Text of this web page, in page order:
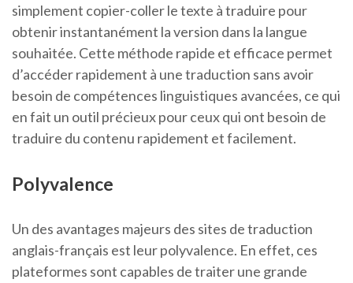
simplement copier-coller le texte à traduire pour
obtenir instantanément la version dans la langue
souhaitée. Cette méthode rapide et efficace permet
d’accéder rapidement à une traduction sans avoir
besoin de compétences linguistiques avancées, ce qui
en fait un outil précieux pour ceux qui ont besoin de
traduire du contenu rapidement et facilement.
Polyvalence
Un des avantages majeurs des sites de traduction
anglais-français est leur polyvalence. En effet, ces
plateformes sont capables de traiter une grande